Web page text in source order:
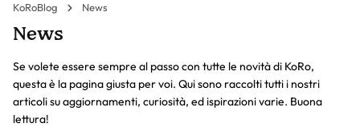
KoRoBlog News
News
Se volete essere sempre al passo con tutte le novità di KoRo,
questa è la pagina giusta per voi. Qui sono raccolti tutti i nostri
articoli su aggiornamenti, curiosità, ed ispirazioni varie. Buona
lettura!